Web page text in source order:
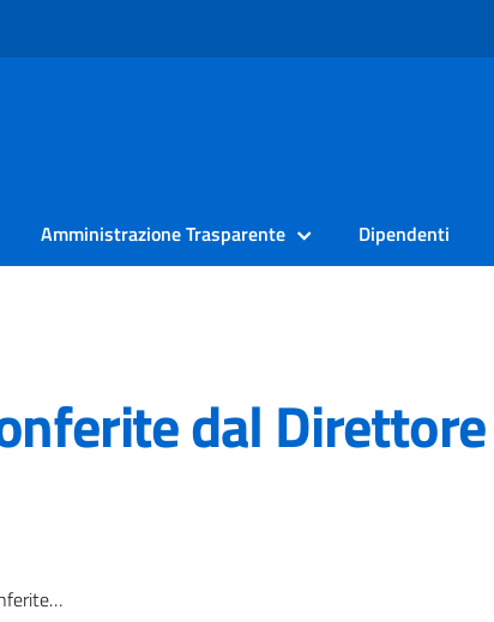
Amministrazione Trasparente Dipendenti
dal
5 marzo 2026